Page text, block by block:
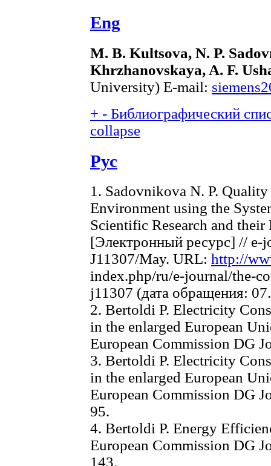
Eng
M. B. Kultsova, N. P.
Khrzhanovskaya, A. F.
University) E-mail:
+ - Библиографический
collapse
Рус
1. Sadovnikova N. P.
Environment using the
Scientific Research and
[Электронный ресурс] //
J11307/May. URL: http://
index.php/ru/e-journal/the-
j11307 (дата обращения:
2. Bertoldi P. Electricity
in the enlarged European
European Commission DG
3. Bertoldi P. Electricity
in the enlarged European
European Commission DG
95.
4. Bertoldi P. Energy
European Commission DG
143.